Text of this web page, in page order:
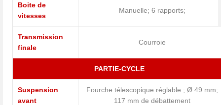
Boite de
vitesses
Manuelle; 6 rapports;
Transmission
finale
Courroie
PARTIE-CYCLE
Suspension
avant
Fourche télescopique réglable ; Ø 49 mm;
117 mm de débattement